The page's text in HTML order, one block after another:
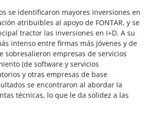
se identificaron mayores inversiones en
atribuibles al apoyo de FONTAR, y se
tractor las inversiones en I+D. A su
intenso entre firmas más jóvenes y de
sobresalieron empresas de servicios
(de software y servicios
y otras empresas de base
se encontraron al abordar la
técnicas, lo que le da solidez a las